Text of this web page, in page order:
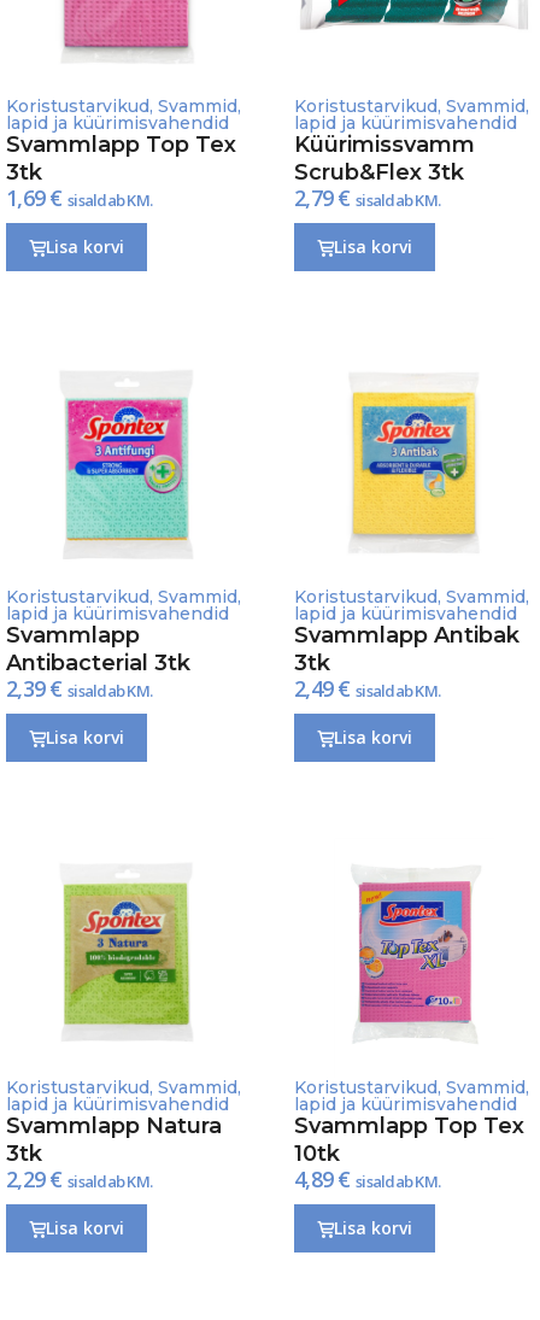
Koristustarvikud, Svammid,
lapid ja küürimisvahendid
Svammlapp Top Tex
3tk
1,69€ sisaldab KM.
Lisa korvi
Koristustarvikud, Svammid,
lapid ja küürimisvahendid
Küürimissvamm
Scrub&Flex 3tk
2,79€ sisaldab KM.
Lisa korvi
Koristustarvikud, Svammid,
lapid ja küürimisvahendid
Svammlapp
Antibacterial 3tk
2,39€ sisaldab KM.
Lisa korvi
Koristustarvikud, Svammid,
lapid ja küürimisvahendid
Svammlapp Antibak
3tk
2,49€ sisaldab KM.
Lisa korvi
Koristustarvikud, Svammid,
lapid ja küürimisvahendid
Svammlapp Natura
3tk
2,29€ sisaldab KM.
Lisa korvi
Koristustarvikud, Svammid,
lapid ja küürimisvahendid
Svammlapp Top Tex
10tk
4,89€ sisaldab KM.
Lisa korvi